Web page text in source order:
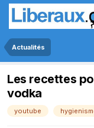
Actualités
Les recettes
vodka
youtube